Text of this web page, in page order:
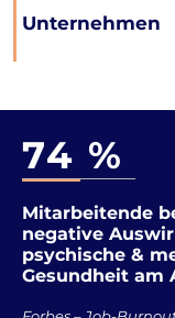
Unternehmen
74 %
Mitarbeitende
negative
psychische &
Gesundheit am